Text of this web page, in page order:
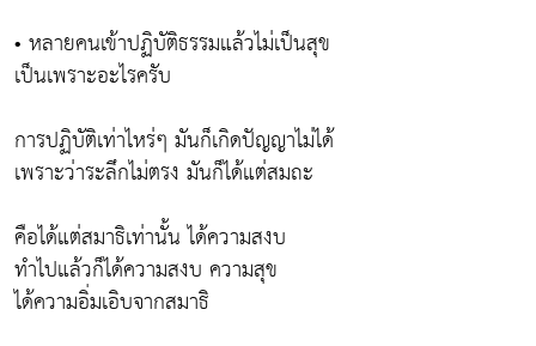
• หลายคนเข้าปฏิบัติธรรมแล้วไม่เป็นสุข
เป็นเพราะอะไรครับ
การปฏิบัติเท่าไหร่ๆ มันก็เกิดปัญญาไม่ได้
เพราะว่าระลึกไม่ตรง มันก็ได้แต่สมถะ
คือได้แต่สมาธิเท่านั้น ได้ความสงบ
ทำไปแล้วก็ได้ความสงบ ความสุข
ได้ความอิ่มเอิบจากสมาธิ